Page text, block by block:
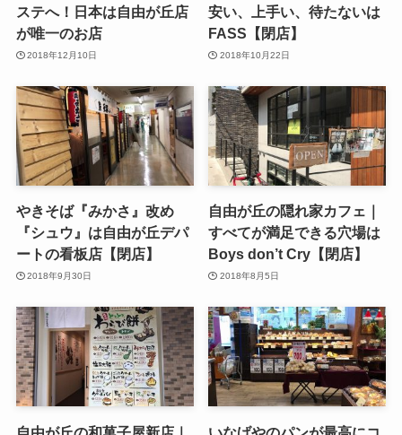
ステへ！日本は自由が丘店
が唯一のお店
2018年12月10日
安い、上手い、待たないは
FASS【閉店】
2018年10月22日
やきそば『みかさ』改め
『シュウ』は自由が丘デパ
ートの看板店【閉店】
2018年9月30日
自由が丘の隠れ家カフェ｜
すべてが満足できる穴場は
Boys don’t Cry【閉店】
2018年8月5日